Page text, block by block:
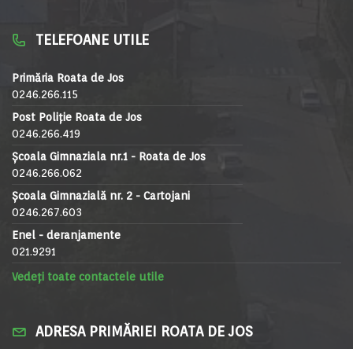
TELEFOANE UTILE
Primăria Roata de Jos
0246.266.115
Post Poliție Roata de Jos
0246.266.419
Școala Gimnaziala nr.1 - Roata de Jos
0246.266.062
Școala Gimnazială nr. 2 - Cartojani
0246.267.603
Enel - deranjamente
021.9291
Vedeți toate contactele utile
ADRESA PRIMĂRIEI ROATA DE JOS